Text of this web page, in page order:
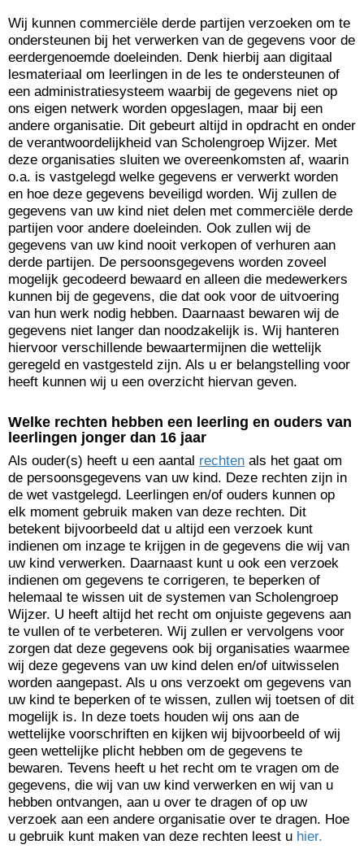
Wij kunnen commerciële derde partijen verzoeken om te
ondersteunen bij het verwerken van de gegevens voor de
eerdergenoemde doeleinden. Denk hierbij aan digitaal
lesmateriaal om leerlingen in de les te ondersteunen of
een administratiesysteem waarbij de gegevens niet op
ons eigen netwerk worden opgeslagen, maar bij een
andere organisatie. Dit gebeurt altijd in opdracht en onder
de verantwoordelijkheid van Scholengroep Wijzer. Met
deze organisaties sluiten we overeenkomsten af, waarin
o.a. is vastgelegd welke gegevens er verwerkt worden
en hoe deze gegevens beveiligd worden. Wij zullen de
gegevens van uw kind niet delen met commerciële derde
partijen voor andere doeleinden. Ook zullen wij de
gegevens van uw kind nooit verkopen of verhuren aan
derde partijen. De persoonsgegevens worden zoveel
mogelijk gecodeerd bewaard en alleen die medewerkers
kunnen bij de gegevens, die dat ook voor de uitvoering
van hun werk nodig hebben. Daarnaast bewaren wij de
gegevens niet langer dan noodzakelijk is. Wij hanteren
hiervoor verschillende bewaartermijnen die wettelijk
geregeld en vastgesteld zijn. Als u er belangstelling voor
heeft kunnen wij u een overzicht hiervan geven.
Welke rechten hebben een leerling en ouders van
leerlingen jonger dan 16 jaar
Als ouder(s) heeft u een aantal rechten als het gaat om
de persoonsgegevens van uw kind. Deze rechten zijn in
de wet vastgelegd. Leerlingen en/of ouders kunnen op
elk moment gebruik maken van deze rechten. Dit
betekent bijvoorbeeld dat u altijd een verzoek kunt
indienen om inzage te krijgen in de gegevens die wij van
uw kind verwerken. Daarnaast kunt u ook een verzoek
indienen om gegevens te corrigeren, te beperken of
helemaal te wissen uit de systemen van Scholengroep
Wijzer. U heeft altijd het recht om onjuiste gegevens aan
te vullen of te verbeteren. Wij zullen er vervolgens voor
zorgen dat deze gegevens ook bij organisaties waarmee
wij deze gegevens van uw kind delen en/of uitwisselen
worden aangepast. Als u ons verzoekt om gegevens van
uw kind te beperken of te wissen, zullen wij toetsen of dit
mogelijk is. In deze toets houden wij ons aan de
wettelijke voorschriften en kijken wij bijvoorbeeld of wij
geen wettelijke plicht hebben om de gegevens te
bewaren. Tevens heeft u het recht om te vragen om de
gegevens, die wij van uw kind verwerken en wij van u
hebben ontvangen, aan u over te dragen of op uw
verzoek aan een andere organisatie over te dragen. Hoe
u gebruik kunt maken van deze rechten leest u hier.